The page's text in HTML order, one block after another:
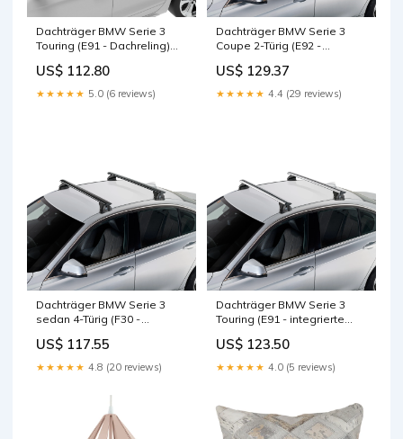
Dachträger BMW Serie 3
Touring (E91 - Dachreling)
Dark Toyota Corolla sedan
4-Türig (E120 -
Standarddach) (2001--2007)
US$ 112.80
★★★★★ 5.0 (6 reviews)
Dachträger BMW Serie 3
Coupe 2-Türig (E92 -
CRUZ Oplus SX Volkswagen
Caravelle T6 (2015--)
US$ 129.37
★★★★★ 4.4 (29 reviews)
Dachträger BMW Serie 3
sedan 4-Türig (F30 -
CRUZ Airo FIX Dark Renault
Clio 3-Türig (Campus -
Standarddach) (2005--2012)
US$ 117.55
★★★★★ 4.8 (20 reviews)
Dachträger BMW Serie 3
Touring (E91 - integrierte
CRUZ Airo FIX Suzuki SX4 S-
Cross (II/JY - integrierte
Dachreling) (2014--2021)
US$ 123.50
★★★★★ 4.0 (5 reviews)